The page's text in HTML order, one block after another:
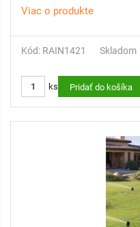
Viac o produkte
Kód: RAIN1421 Skladom
ks Pridať do košíka